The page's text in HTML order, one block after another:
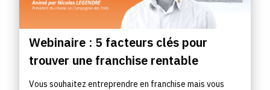
Webinaire : 5 facteurs clés pour
trouver une franchise rentable
Vous souhaitez entreprendre en franchise mais vous